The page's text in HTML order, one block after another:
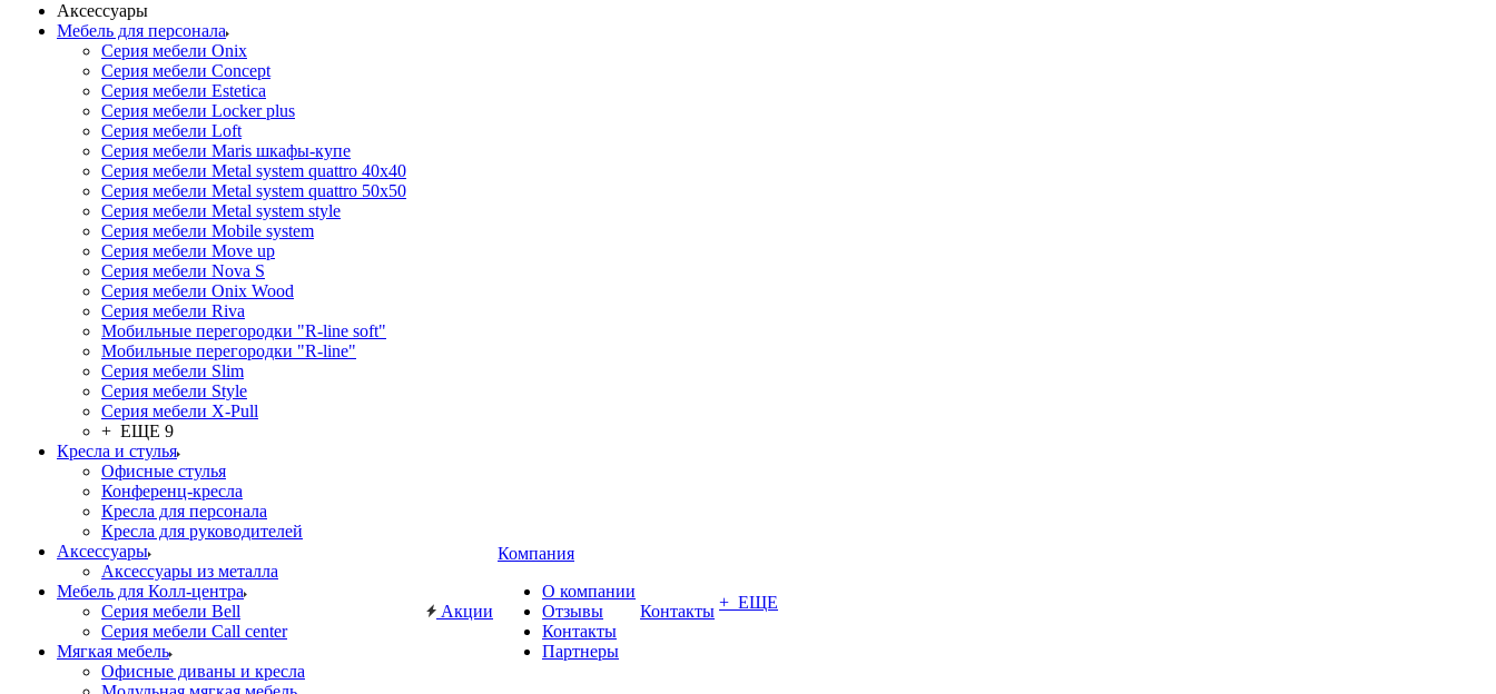
Аксессуары
Мебель для персонала
Серия мебели Onix
Серия мебели Concept
Серия мебели Estetica
Серия мебели Locker plus
Серия мебели Loft
Серия мебели Maris шкафы-купе
Серия мебели Metal system quattro 40x40
Серия мебели Metal system quattro 50x50
Серия мебели Metal system style
Серия мебели Mobile system
Серия мебели Move up
Серия мебели Nova S
Серия мебели Onix Wood
Серия мебели Riva
Мобильные перегородки "R-line soft"
Мобильные перегородки "R-line"
Серия мебели Slim
Серия мебели Style
Серия мебели X-Pull
+ ЕЩЕ 9
Кресла и стулья
Офисные стулья
Конференц-кресла
Кресла для персонала
Кресла для руководителей
Аксессуары
Аксессуары из металла
Мебель для Колл-центра
Серия мебели Bell
Серия мебели Call center
Мягкая мебель
Офисные диваны и кресла
Акции
Компания
О компании
Отзывы
Контакты
Партнеры
Контакты + ЕЩЕ